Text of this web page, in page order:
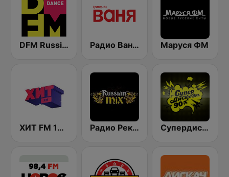
DFM Russian Dance Радио Ваня (Radio Vanya) Маруся ФМ
ХИТ FM 107.4 (Hit FM) Радио Рекорд Russian Mix (Radio Record Russian Mix) Супердискотека 90х Радио Рекорд (Radio Record 90s Superdisco)